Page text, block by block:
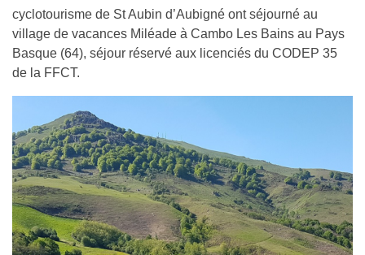
cyclotourisme de St Aubin d’Aubigné ont séjourné au
village de vacances Miléade à Cambo Les Bains au Pays
Basque (64), séjour réservé aux licenciés du CODEP 35
de la FFCT.